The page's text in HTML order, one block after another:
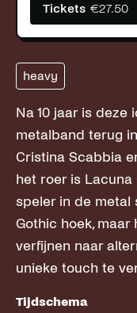
Tickets €27.50
heavy
Na 10 jaar is
metalband terug
Cristina Scabbia
het roer is Lacuna
speler in de metal
Gothic hoek,
verfijnen naar
unieke touch te
Tijdschema